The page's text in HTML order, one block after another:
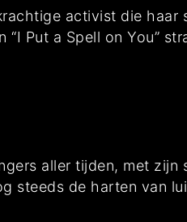
activist die haar
Put a Spell on You”
aller tijden, met zijn
steeds de harten van